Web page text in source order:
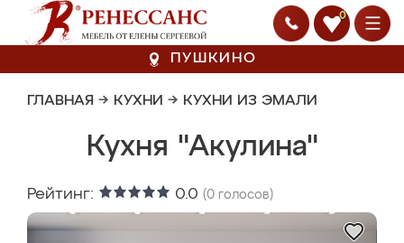
0
ПУШКИНО
ГЛАВНАЯ → КУХНИ → КУХНИ ИЗ ЭМАЛИ
Кухня "Акулина"
Рейтинг: 0.0 (0 голосов)